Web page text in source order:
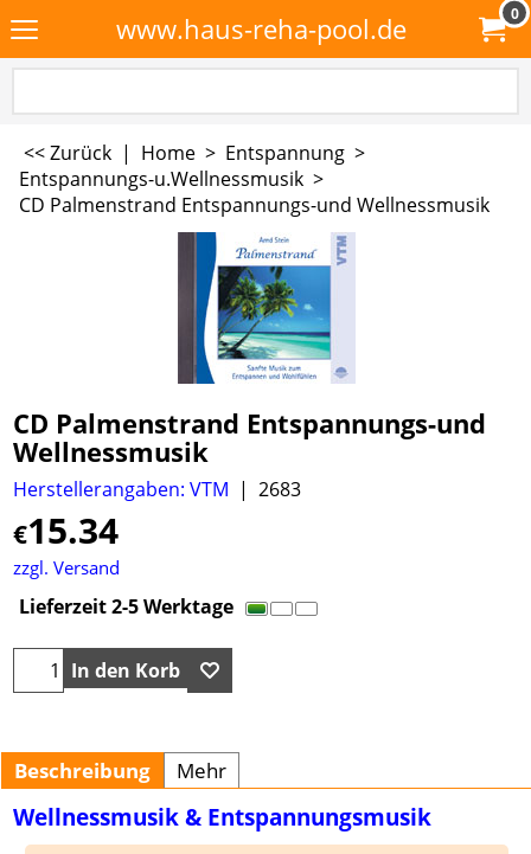
www.haus-reha-pool.de 0
<< Zurück | Home > Entspannung >
Entspannungs-u.Wellnessmusik >
CD Palmenstrand Entspannungs-und Wellnessmusik
CD Palmenstrand Entspannungs-und
Wellnessmusik
Herstellerangaben: VTM 2683
€15.34
zzgl. Versand
Lieferzeit 2-5 Werktage
In den Korb
Beschreibung Mehr
Wellnessmusik & Entspannungsmusik